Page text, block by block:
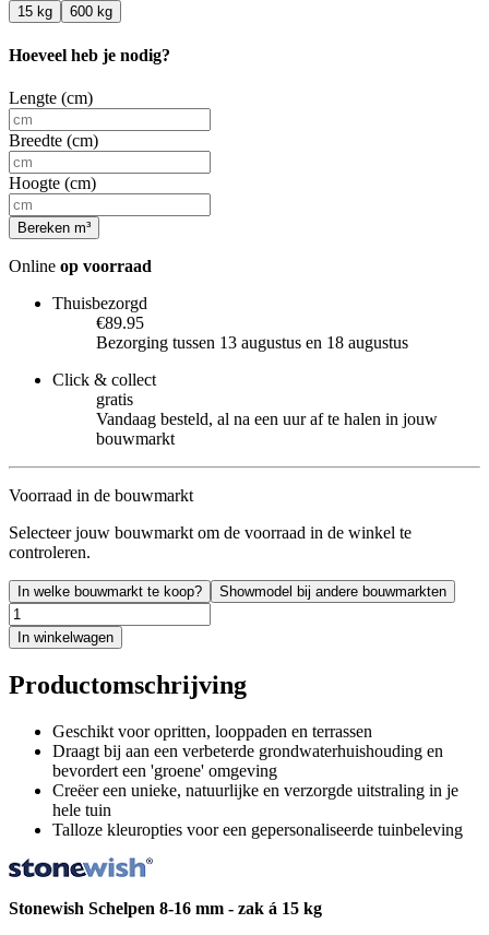
15 kg 600 kg
Hoeveel heb je nodig?
Lengte (cm)
Breedte (cm)
Hoogte (cm)
Bereken m³
Online op voorraad
Thuisbezorgd
€89.95
Bezorging tussen 13 augustus en 18 augustus
Click & collect
gratis
Vandaag besteld, al na een uur af te halen in jouw
bouwmarkt
Voorraad in de bouwmarkt
Selecteer jouw bouwmarkt om de voorraad in de winkel te
controleren.
In welke bouwmarkt te koop? Showmodel bij andere bouwmarkten
In winkelwagen
Productomschrijving
Geschikt voor opritten, looppaden en terrassen
Draagt bij aan een verbeterde grondwaterhuishouding en
bevordert een 'groene' omgeving
Creëer een unieke, natuurlijke en verzorgde uitstraling in je
hele tuin
Talloze kleuropties voor een gepersonaliseerde tuinbeleving
Stonewish Schelpen 8-16 mm - zak á 15 kg